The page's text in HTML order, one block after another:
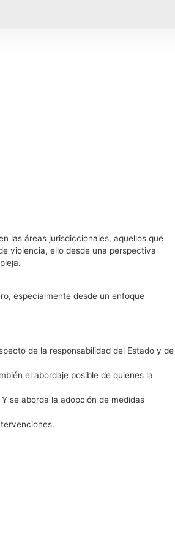
las áreas jurisdiccionales, aquellos que
violencia, ello desde una perspectiva
especialmente desde un enfoque
de la responsabilidad del Estado y de
el abordaje posible de quienes la
se aborda la adopción de medidas